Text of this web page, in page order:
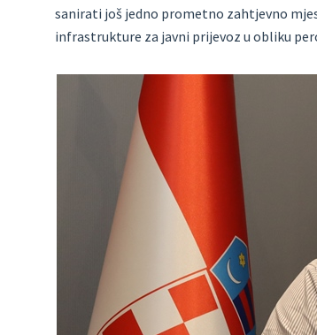
sanirati još jedno prometno zahtjevno
infrastrukture za javni prijevoz u obliku